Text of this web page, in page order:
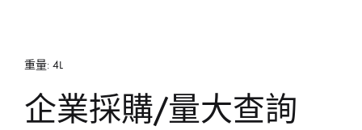
重量: 4L
企業採購/量大查詢